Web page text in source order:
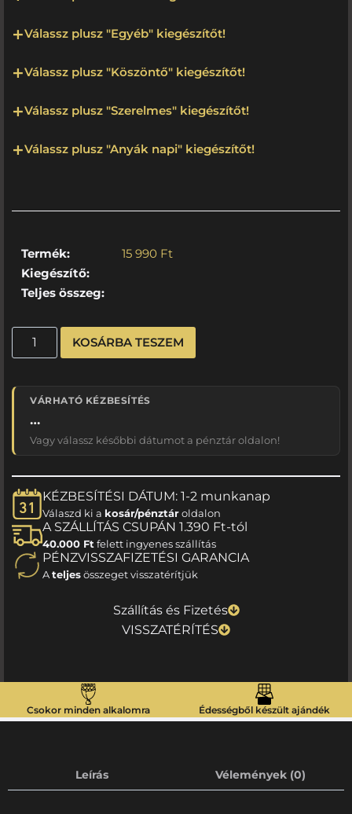
Válassz plusz "Egyéb" kiegészítőt!
Válassz plusz "Köszöntő" kiegészítőt!
Válassz plusz "Szerelmes" kiegészítőt!
Válassz plusz "Anyák napi" kiegészítőt!
Termék: 15 990 Ft
Kiegészítő:
Teljes összeg:
KOSÁRBA TESZEM
VÁRHATÓ KÉZBESÍTÉS
…
Vagy válassz későbbi dátumot a pénztár oldalon!
KÉZBESÍTÉSI DÁTUM: 1-2 munkanap
Válaszd ki a kosár/pénztároldalon
A SZÁLLÍTÁS CSUPÁN 1.390 Ft-tól
40.000 Ftfelett ingyenes szállítás
PÉNZVISSZAFIZETÉSI GARANCIA
Ateljesösszeget visszatérítjük
Szállítás és Fizetés
VISSZATÉRÍTÉS
Csokor minden alkalomra Édességből készült ajándék
Leírás Vélemények (0)